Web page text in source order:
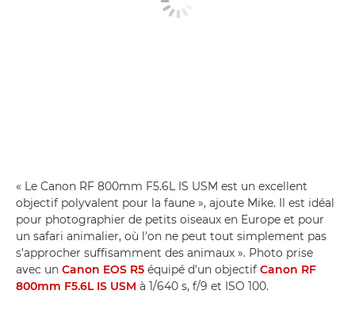
« Le Canon RF 800mm F5.6L IS USM est un excellent
objectif polyvalent pour la faune », ajoute Mike. Il est idéal
pour photographier de petits oiseaux en Europe et pour
un safari animalier, où l'on ne peut tout simplement pas
s'approcher suffisamment des animaux ». Photo prise
avec un Canon EOS R5 équipé d'un objectif Canon RF
800mm F5.6L IS USM à 1/640 s, f/9 et ISO 100.